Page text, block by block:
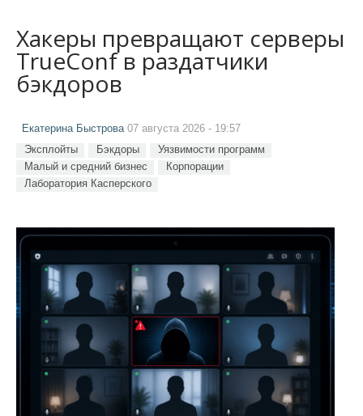
Хакеры превращают серверы
TrueConf в раздатчики
бэкдоров
Екатерина Быстрова07 августа 2026 - 19:57
Эксплойты Бэкдоры
Уязвимости программ
Малый и средний бизнес
Корпорации
Лаборатория Касперского